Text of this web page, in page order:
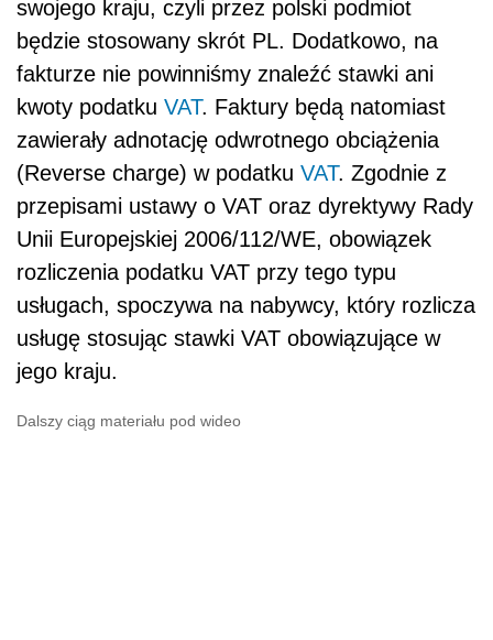
swojego kraju, czyli przez polski podmiot
będzie stosowany skrót PL. Dodatkowo, na
fakturze nie powinniśmy znaleźć stawki ani
kwoty podatku VAT. Faktury będą natomiast
zawierały adnotację odwrotnego obciążenia
(Reverse charge) w podatku VAT. Zgodnie z
przepisami ustawy o VAT oraz dyrektywy Rady
Unii Europejskiej 2006/112/WE, obowiązek
rozliczenia podatku VAT przy tego typu
usługach, spoczywa na nabywcy, który rozlicza
usługę stosując stawki VAT obowiązujące w
jego kraju.
Dalszy ciąg materiału pod wideo